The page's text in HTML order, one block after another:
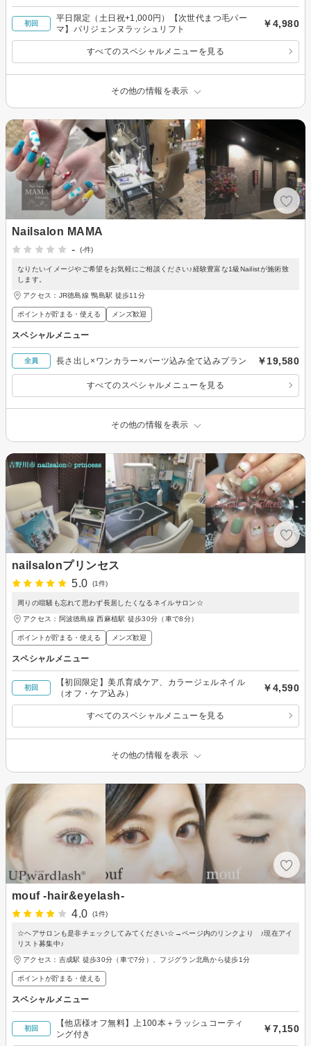
初回
平日限定（土日祝+1,000円）【次世代まつ毛パー
マ】パリジェンヌラッシュリフト
￥4,980
すべてのスペシャルメニューを見る
その他の情報を表示
Nailsalon MAMA
-
(-件)
なりたいイメージやご希望をお気軽にご相談ください♪経験豊富な1級Nailistが施術致
します。
アクセス：JR徳島線 鴨島駅 徒歩11分
ポイントが貯まる・使える メンズ歓迎
スペシャルメニュー
全員 長さ出し×ワンカラー×パーツ込み全て込みプラン ￥19,580
すべてのスペシャルメニューを見る
その他の情報を表示
nailsalonプリンセス
5.0
(1件)
周りの喧騒も忘れて思わず長居したくなるネイルサロン☆
アクセス：阿波徳島線 西麻植駅 徒歩30分（車で8分）
ポイントが貯まる・使える メンズ歓迎
スペシャルメニュー
初回
【初回限定】美爪育成ケア、カラージェルネイル
（オフ・ケア込み）
￥4,590
すべてのスペシャルメニューを見る
その他の情報を表示
mouf -hair&eyelash-
4.0
(1件)
☆ヘアサロンも是非チェックしてみてください☆→ページ内のリンクより ♪現在アイ
リスト募集中♪
アクセス：吉成駅 徒歩30分（車で7分）、フジグラン北島から徒歩1分
ポイントが貯まる・使える
スペシャルメニュー
初回
【他店様オフ無料】上100本＋ラッシュコーティ
ング付き
￥7,150